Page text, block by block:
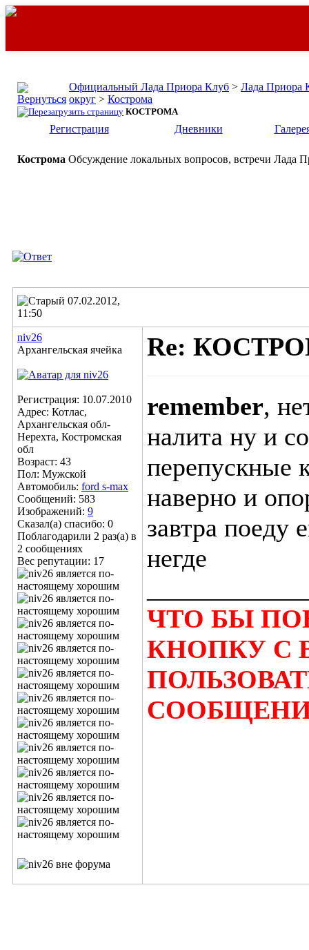
Официальный Лада Приора Клуб > Лада Приора
округ > Кострома
КОСТРОМА
Регистрация Дневники
Кострома Обсуждение локальных вопросов, встречи Лада
07.02.2012,
11:50
niv26
Архангельская ячейка
Регистрация: 10.07.2010
Адрес: Котлас,
Архангельская обл-
Нерехта, Костромская
обл
Возраст: 43
Пол: Мужской
Автомобиль: ford s-max
Сообщений: 583
Изображений: 9
Сказал(а) спасибо: 0
Поблагодарили 2 раз(а) в
2 сообщениях
Вес репутации: 17
Re:
remember,
налита ну и
перепускные
наверно и
завтра поеду
негде
ЧТО БЫ
КНОПКУ С